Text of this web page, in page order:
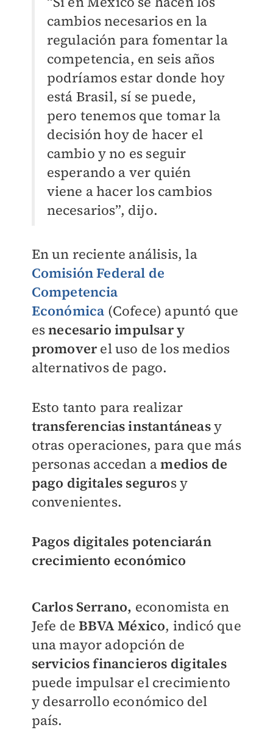
cambios necesarios en la
regulación para fomentar la
competencia, en seis años
podríamos estar donde hoy
está Brasil, sí se puede,
pero tenemos que tomar la
decisión hoy de hacer el
cambio y no es seguir
esperando a ver quién
viene a hacer los cambios
necesarios”, dijo.
En un reciente análisis, la
Comisión Federal de
Competencia
Económica (Cofece) apuntó que
esnecesario impulsar y
promoverel uso de los medios
alternativos de pago.
Esto tanto para realizar
transferencias instantáneasy
otras operaciones, para que más
personas accedan amedios de
pago digitales seguros y
convenientes.
Pagos digitales potenciarán
crecimiento económico
Carlos Serrano, economista en
Jefe deBBVA México, indicó que
una mayor adopción de
servicios financieros digitales
puede impulsar el crecimiento
y desarrollo económico del
país.